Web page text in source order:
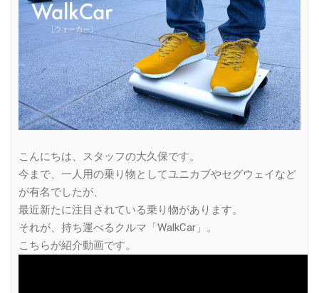
こんにちは、スタッフの大久保です。
今まで、一人用の乗り物としてユニカブやセグウェイなど
が有名でしたが、
最近新たに注目されている乗り物があります。
それが、持ち運べるクルマ「WalkCar」。
こちらが紹介動画です。